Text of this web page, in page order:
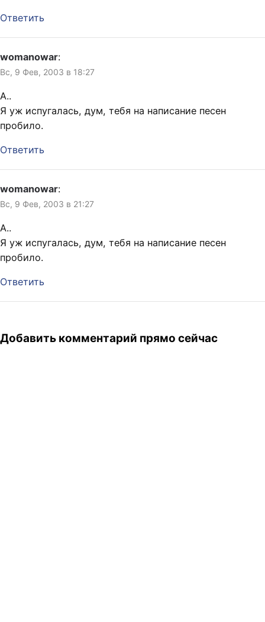
Ответить
womanowar:
Вс, 9 Фев, 2003 в 18:27
А..
Я уж испугалась, дум, тебя на написание песен
пробило.
Ответить
womanowar:
Вс, 9 Фев, 2003 в 21:27
А..
Я уж испугалась, дум, тебя на написание песен
пробило.
Ответить
Добавить комментарий прямо сейчас